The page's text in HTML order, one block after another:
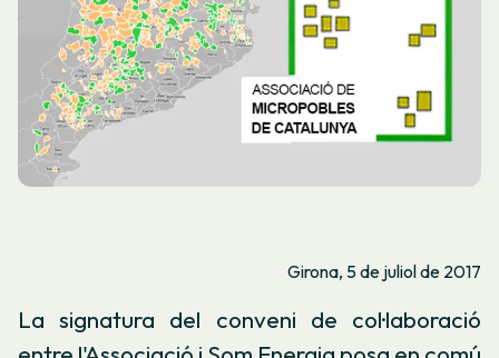
Girona, 5 de juliol de 2017
La signatura del conveni de col·laboració